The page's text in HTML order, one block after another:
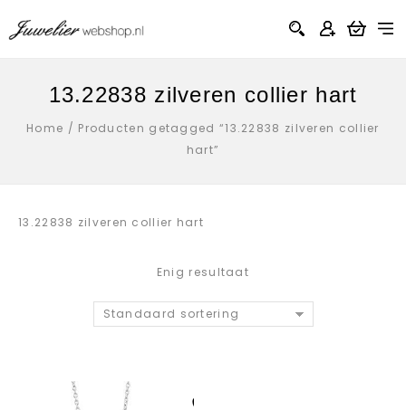
13.22838 zilveren collier hart
Home / Producten getagged “13.22838 zilveren collier
hart”
13.22838 zilveren collier hart
Enig resultaat
Standaard sortering